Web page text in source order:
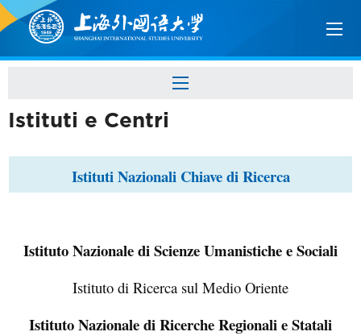
Istituti e Centri
Istituti Nazionali Chiave di Ricerca
Istituto Nazionale di Scienze Umanistiche e Sociali
Istituto di Ricerca sul Medio Oriente
Istituto Nazionale di Ricerche Regionali e Statali